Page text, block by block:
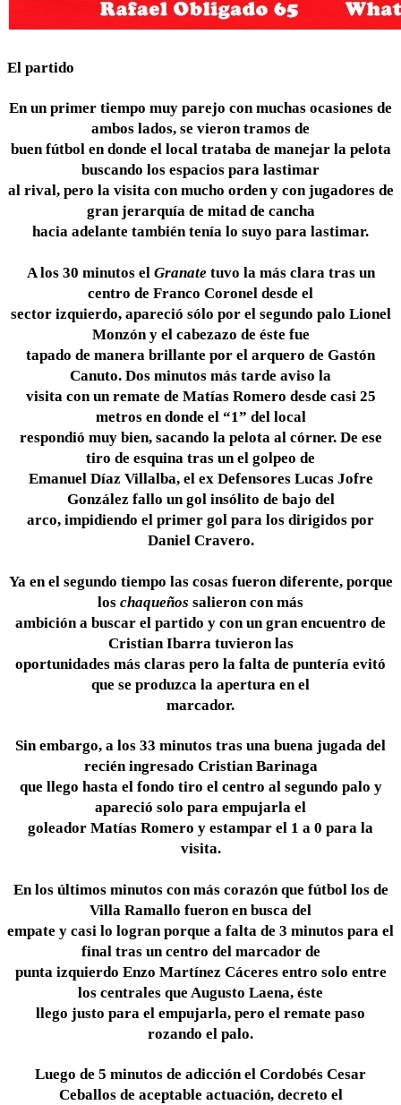
El partido
En un primer tiempo muy parejo con muchas ocasiones de
ambos lados, se vieron tramos de
buen fútbol en donde el local trataba de manejar la pelota
buscando los espacios para lastimar
al rival, pero la visita con mucho orden y con jugadores de
gran jerarquía de mitad de cancha
hacia adelante también tenía lo suyo para lastimar.
A los 30 minutos el Granate tuvo la más clara tras un
centro de Franco Coronel desde el
sector izquierdo, apareció sólo por el segundo palo Lionel
Monzón y el cabezazo de éste fue
tapado de manera brillante por el arquero de Gastón
Canuto. Dos minutos más tarde aviso la
visita con un remate de Matías Romero desde casi 25
metros en donde el “1” del local
respondió muy bien, sacando la pelota al córner. De ese
tiro de esquina tras un el golpeo de
Emanuel Díaz Villalba, el ex Defensores Lucas Jofre
González fallo un gol insólito de bajo del
arco, impidiendo el primer gol para los dirigidos por
Daniel Cravero.
Ya en el segundo tiempo las cosas fueron diferente, porque
los chaqueños salieron con más
ambición a buscar el partido y con un gran encuentro de
Cristian Ibarra tuvieron las
oportunidades más claras pero la falta de puntería evitó
que se produzca la apertura en el
marcador.
Sin embargo, a los 33 minutos tras una buena jugada del
recién ingresado Cristian Barinaga
que llego hasta el fondo tiro el centro al segundo palo y
apareció solo para empujarla el
goleador Matías Romero y estampar el 1 a 0 para la
visita.
En los últimos minutos con más corazón que fútbol los de
Villa Ramallo fueron en busca del
empate y casi lo logran porque a falta de 3 minutos para el
final tras un centro del marcador de
punta izquierdo Enzo Martínez Cáceres entro solo entre
los centrales que Augusto Laena, éste
llego justo para el empujarla, pero el remate paso
rozando el palo.
Luego de 5 minutos de adicción el Cordobés Cesar
Ceballos de aceptable actuación, decreto el